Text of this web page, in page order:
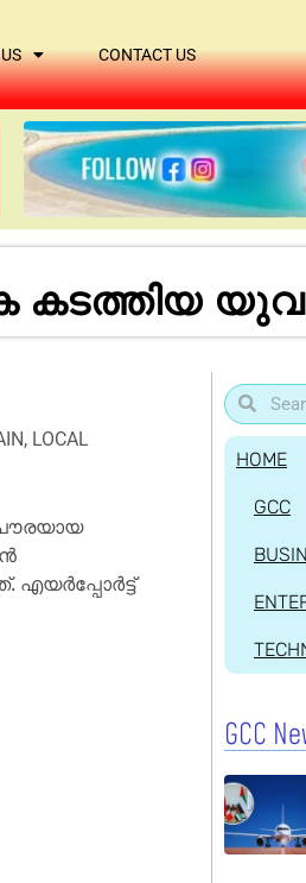
CONTACT US
കടത്തിയ
, LOCAL
എയർപ്പോർട്ട്
HOME
GCC
GCC